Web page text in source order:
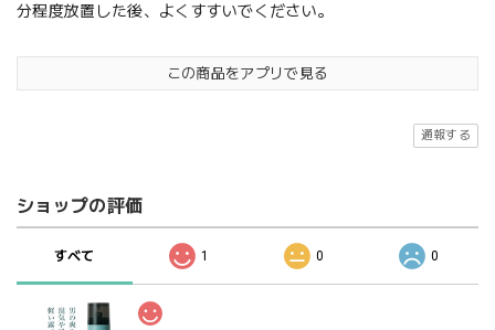
分程度放置した後、よくすすいでください。
この商品をアプリで見る
通報する
ショップの評価
すべて 1 0 0